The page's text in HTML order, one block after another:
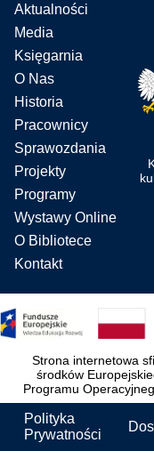
Aktualności
Media
Księgarnia
O Nas
Historia
Pracownicy
Sprawozdania
Projekty
Programy
Wystawy Online
O Bibliotece
Kontakt
Strona internetowa
środków
Programu
Polityka
Prywatności